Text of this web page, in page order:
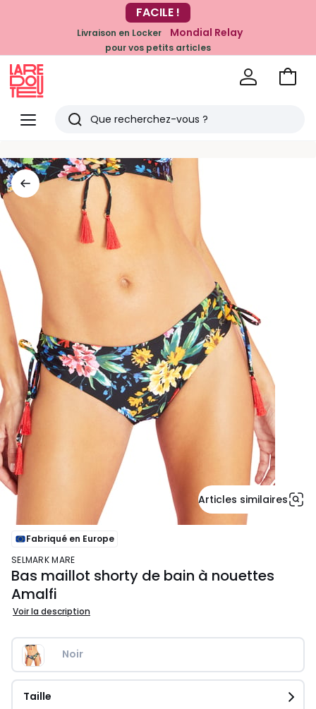
-20% dès 39€*
sur la mode
FACILE !
Livraison en Locker Mondial Relay
pour vos petits articles
Menu
Redoute
Rechercher
articles
vus
Voir
Articles similaires
Fabriqué en Europe
SELMARK MARE
Bas maillot shorty de bain à nouettes
Amalfi
Voir la description
Noir
Taille